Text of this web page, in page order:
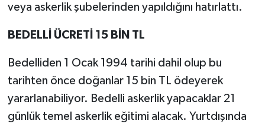
veya askerlik şubelerinden yapıldığını hatırlattı.
BEDELLİ ÜCRETİ 15 BİN TL
Bedelliden 1 Ocak 1994 tarihi dahil olup bu
tarihten önce doğanlar 15 bin TL ödeyerek
yararlanabiliyor. Bedelli askerlik yapacaklar 21
günlük temel askerlik eğitimi alacak. Yurtdışında